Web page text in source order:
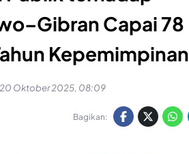
Capai 78
Kepemimpinan
20 Oktober 2025, 08:09
Bagikan: